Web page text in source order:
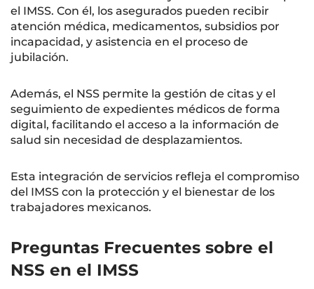
el IMSS. Con él, los asegurados pueden recibir
atención médica, medicamentos, subsidios por
incapacidad, y asistencia en el proceso de
jubilación.
Además, el NSS permite la gestión de citas y el
seguimiento de expedientes médicos de forma
digital, facilitando el acceso a la información de
salud sin necesidad de desplazamientos.
Esta integración de servicios refleja el compromiso
del IMSS con la protección y el bienestar de los
trabajadores mexicanos.
Preguntas Frecuentes sobre el
NSS en el IMSS